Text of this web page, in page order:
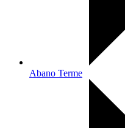
Abano Terme